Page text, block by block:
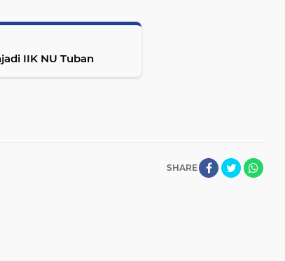
IIK NU Tuban
SHARE